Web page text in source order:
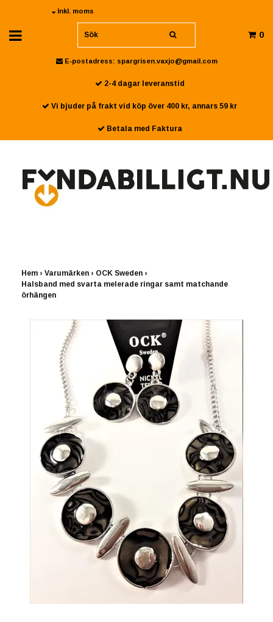
Inkl. moms
0
E-postadress: spargrisen.vaxjo@gmail.com
2-4 dagar leveranstid
Vi bjuder på frakt vid köp över 400 kr, annars 59 kr
Betala med Faktura
Hem › Varumärken › OCK Sweden ›
Halsband med svarta melerade ringar samt matchande
örhängen